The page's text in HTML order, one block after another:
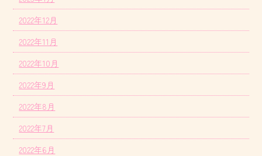
2022年12月
2022年11月
2022年10月
2022年9月
2022年8月
2022年7月
2022年6月